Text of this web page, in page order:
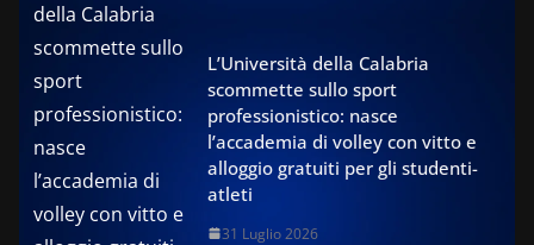
L’Università della Calabria
scommette sullo sport
professionistico: nasce
l’accademia di volley con vitto e
alloggio gratuiti per gli studenti-
atleti
31 Luglio 2026